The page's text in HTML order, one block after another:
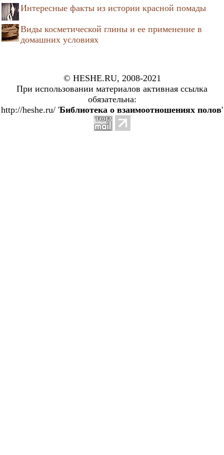
Интересные факты из истории красной помады
Виды косметической глины и ее применение в
домашних условиях
© HESHE.RU, 2008-2021
При использовании материалов активная ссылка
обязательна:
http://heshe.ru/ 'Библиотека о взаимоотношениях полов'